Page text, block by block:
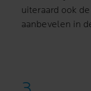
uiteraard ook
aanbevelen in